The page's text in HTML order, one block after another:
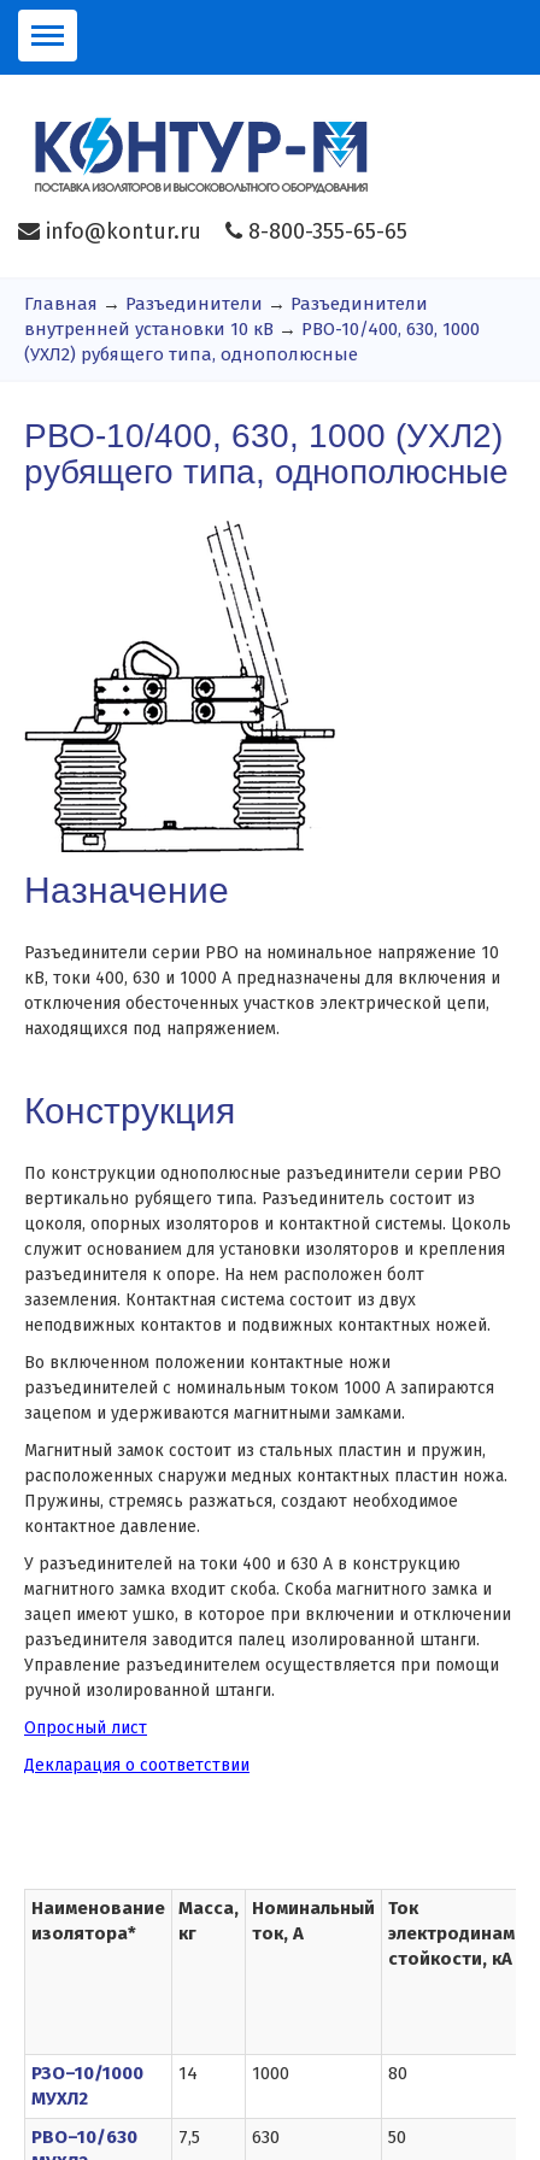
info@kontur.ru 8-800-355-65-65
Главная → Разъединители → Разъединители
внутренней установки 10 кВ → РВО-10/400, 630, 1000
(УХЛ2) рубящего типа, однополюсные
РВО-10/400, 630, 1000 (УХЛ2)
рубящего типа, однополюсные
Назначение
Разъединители серии РВО на номинальное напряжение 10
кВ, токи 400, 630 и 1000 А предназначены для включения и
отключения обесточенных участков электрической цепи,
находящихся под напряжением.
Конструкция
По конструкции однополюсные разъединители серии РВО
вертикально рубящего типа. Разъединитель состоит из
цоколя, опорных изоляторов и контактной системы. Цоколь
служит основанием для установки изоляторов и крепления
разъединителя к опоре. На нем расположен болт
заземления. Контактная система состоит из двух
неподвижных контактов и подвижных контактных ножей.
Во включенном положении контактные ножи
разъединителей с номинальным током 1000 А запираются
зацепом и удерживаются магнитными замками.
Магнитный замок состоит из стальных пластин и пружин,
расположенных снаружи медных контактных пластин ножа.
Пружины, стремясь разжаться, создают необходимое
контактное давление.
У разъединителей на токи 400 и 630 А в конструкцию
магнитного замка входит скоба. Скоба магнитного замка и
зацеп имеют ушко, в которое при включении и отключении
разъединителя заводится палец изолированной штанги.
Управление разъединителем осуществляется при помощи
ручной изолированной штанги.
Опросный лист
Декларация о соответствии
Наименование
изолятора*
Масса,
кг
Номинальный
ток, А
Ток
стойкости, кА
РЗО–10/1000
МУХЛ2
14 1000 80
РВО–10/630
7,5 630 50